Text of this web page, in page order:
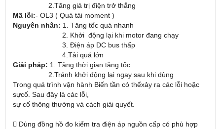
2.Tăng giá trị điện trở thắng
Mã lỗi:- OL3 ( Quá tải moment )
Nguyên nhân: 1. Tăng tốc quá nhanh
2. Khởi động lại khi motor đang chạy
3. Điện áp DC bus thấp
4.Tải quá lớn
Giải pháp: 1. Tăng thời gian tăng tốc
2.Tránh khởi động lại ngay sau khi dùng
Trong quá trình vận hành Biến tần có thểxảy ra các lỗi hoặc
sựcố. Sau đây là các lỗi,
sự cố thông thường và cách giải quyết.
 Dùng đồng hồ đo kiểm tra điện áp nguồn cấp có phù hợp